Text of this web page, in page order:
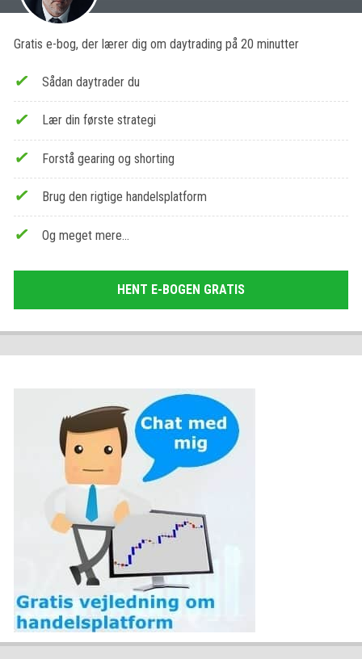
Gratis e-bog, der lærer dig om daytrading på 20 minutter
Sådan daytrader du
Lær din første strategi
Forstå gearing og shorting
Brug den rigtige handelsplatform
Og meget mere…
HENT E-BOGEN GRATIS